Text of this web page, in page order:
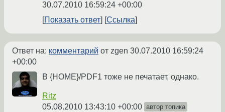
30.07.2010 16:59:24 +00:00
Показать ответ
Ссылка
Ответ на: комментарий от zgen 30.07.2010 16:59:24
+00:00
В {HOME}/PDF1 тоже не печатает, однако.
Ritz
05.08.2010 13:43:10 +00:00 автор топика